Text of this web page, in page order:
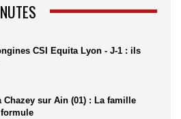
CSI Equita Lyon - J-1 : ils
Chazey sur Ain (01) : La famille